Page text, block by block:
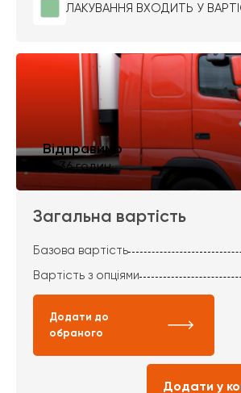
ЛАКУВАННЯ ВХОДИТЬ У
Відправимо
за 36 годин
Загальна вартість
Базова вартість
Вартість з опціями
Додати до
обраного
Додати у